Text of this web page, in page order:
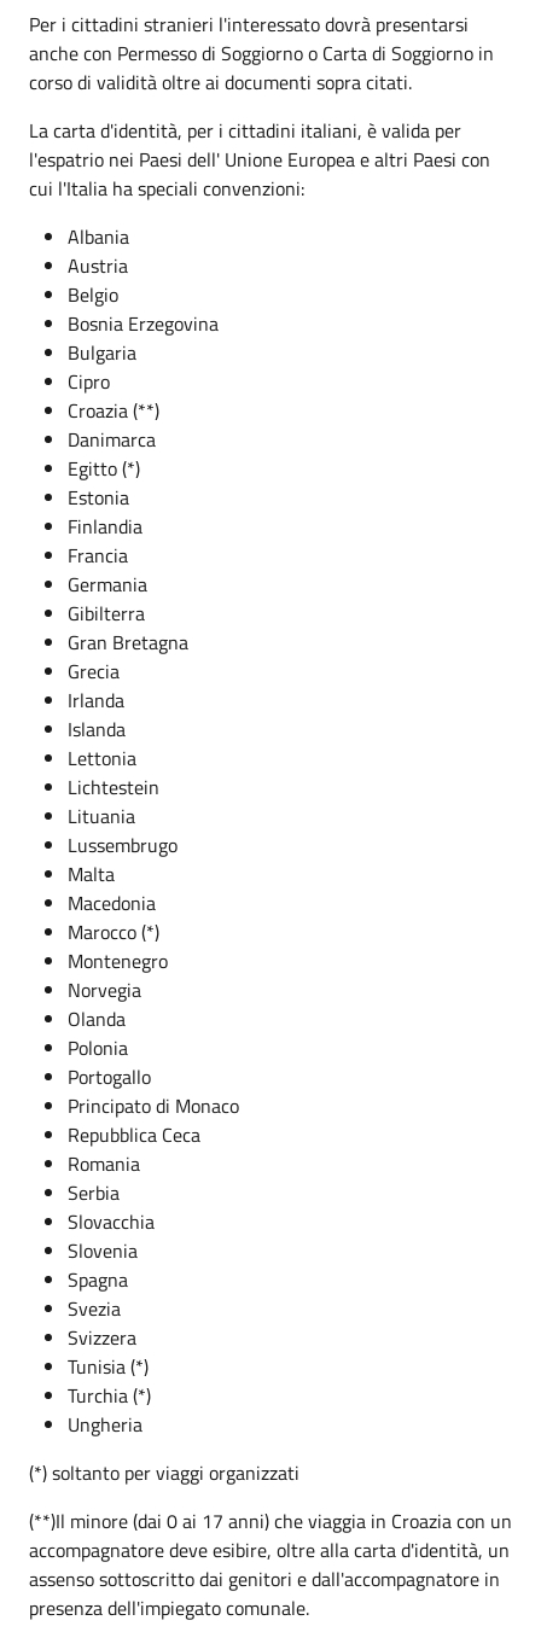
Per i cittadini stranieri l'interessato dovrà presentarsi
anche con Permesso di Soggiorno o Carta di Soggiorno in
corso di validità oltre ai documenti sopra citati.
La carta d'identità, per i cittadini italiani, è valida per
l'espatrio nei Paesi dell' Unione Europea e altri Paesi con
cui l'Italia ha speciali convenzioni:
Albania
Austria
Belgio
Bosnia Erzegovina
Bulgaria
Cipro
Croazia (**)
Danimarca
Egitto (*)
Estonia
Finlandia
Francia
Germania
Gibilterra
Gran Bretagna
Grecia
Irlanda
Islanda
Lettonia
Lichtestein
Lituania
Lussembrugo
Malta
Macedonia
Marocco (*)
Montenegro
Norvegia
Olanda
Polonia
Portogallo
Principato di Monaco
Repubblica Ceca
Romania
Serbia
Slovacchia
Slovenia
Spagna
Svezia
Svizzera
Tunisia (*)
Turchia (*)
Ungheria
(*) soltanto per viaggi organizzati
(**)Il minore (dai 0 ai 17 anni) che viaggia in Croazia con un
accompagnatore deve esibire, oltre alla carta d'identità, un
assenso sottoscritto dai genitori e dall'accompagnatore in
presenza dell'impiegato comunale.